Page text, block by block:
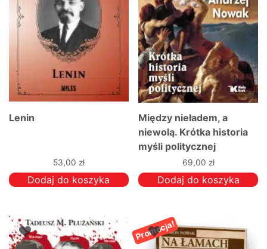
Lenin
53,00 zł
Dodaj do koszyka
Między nieładem, a
niewolą. Krótka historia
myśli politycznej
69,00 zł
Dodaj do koszyka
Promocja!